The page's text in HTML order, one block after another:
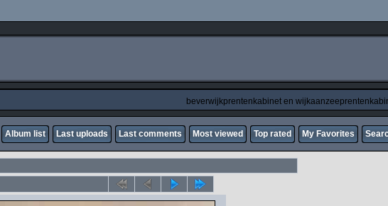
beverwijkprentenkabinet en
Album list Last uploads Last comments Most viewed Top rated My Favorites